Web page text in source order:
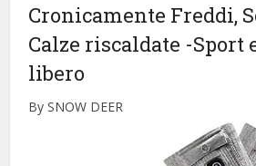
Cronicamente Freddi,
Calze riscaldate -Sport
libero
By SNOW DEER